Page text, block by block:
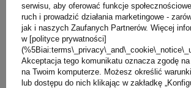
Szczegóły
Opinie
Zadaj pytanie
serwisu, aby oferować funkcje
ruch i prowadzić działania marketingowe -
jak i naszych Zaufanych Partnerów. Więcej
w [polityce prywatności]
Akceptacja tego komunikatu oznacza zgodę
na Twoim komputerze. Możesz określić
lub dostępu do nich klikając w zakładkę